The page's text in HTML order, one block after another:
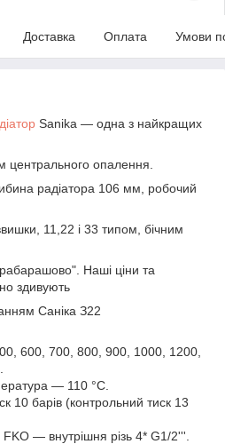
Доставка Оплата Умови
Sanika — одна з найкращих
центрального опалення.
радіатора 106 мм, робочий
11,22 і 33 типом, бічним
Наші ціни та
здивують
Саніка З22
600, 700, 800, 900, 1000, 1200,
— 110 °C.
10 барів (контрольний тиск 13
— внутрішня різь 4* G1/2'''.